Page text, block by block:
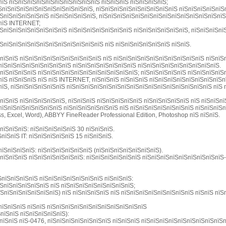
пїЅпїЅпїЅпїЅпїЅпїЅпїЅпїЅпїЅпїЅ пїЅпїЅпїЅ пїЅпїЅпїЅпїЅ;
пїЅпїЅпїЅпїЅпїЅпїЅпїЅпїЅпїЅ
пїЅпїЅпїЅпїЅпїЅ,
INTERNET;
пїЅпїЅпїЅпїЅпїЅпїЅпїЅ пїЅпїЅпїЅпїЅпїЅпїЅ,
пїЅ пїЅпїЅпїЅпїЅпїЅпїЅ пїЅпїЅ.
пїЅпїЅпїЅпїЅпїЅпїЅпїЅпїЅпїЅ пїЅ пїЅпїЅпїЅпїЅпїЅпїЅпїЅпїЅпїЅпїЅ
пїЅпїЅпїЅпїЅпїЅпїЅпїЅ пїЅпїЅпїЅпїЅпїЅпїЅпїЅпїЅпїЅ.
пїЅпїЅпїЅпїЅпїЅпїЅпїЅпїЅпїЅпїЅпїЅ; пїЅпїЅпїЅпїЅпїЅ
пїЅпїЅпїЅ пїЅ пїЅ INTERNET, пїЅпїЅпїЅ пїЅпїЅпїЅ
пїЅпїЅпїЅпїЅпїЅпїЅ пїЅпїЅпїЅпїЅпїЅпїЅпїЅпїЅпїЅпїЅпїЅпїЅпїЅпїЅпїЅпїЅ пїЅ
пїЅпїЅпїЅпїЅпїЅ, пїЅпїЅпїЅ пїЅпїЅпїЅпїЅпїЅ пїЅпїЅпїЅпїЅпїЅ пїЅ
пїЅпїЅпїЅпїЅпїЅпїЅ пїЅ пїЅпїЅпїЅпїЅпїЅпїЅпїЅ
Excel, Word), ABBYY FineReader Professional Edition, Photoshop пїЅ пїЅпїЅ.
пїЅпїЅпїЅпїЅпїЅ 30 пїЅпїЅпїЅ.
IT: пїЅпїЅпїЅпїЅпїЅ 15 пїЅпїЅпїЅ.
пїЅпїЅпїЅпїЅпїЅпїЅ (пїЅпїЅпїЅпїЅпїЅпїЅпїЅ).
пїЅпїЅпїЅпїЅпїЅпїЅ: пїЅпїЅпїЅпїЅпїЅпїЅ
пїЅпїЅпїЅпїЅпїЅпїЅпїЅ пїЅпїЅпїЅ:
пїЅ пїЅпїЅпїЅпїЅпїЅпїЅпїЅпїЅ;
пїЅ пїЅпїЅпїЅпїЅ пїЅ пїЅпїЅпїЅпїЅпїЅпїЅпїЅпїЅ пїЅпїЅ
пїЅпїЅ пїЅпїЅпїЅпїЅпїЅпїЅпїЅпїЅпїЅпїЅпїЅ
пїЅпїЅпїЅпїЅпїЅ):
пїЅ-0476, пїЅпїЅпїЅпїЅпїЅпїЅпїЅ пїЅпїЅпїЅ